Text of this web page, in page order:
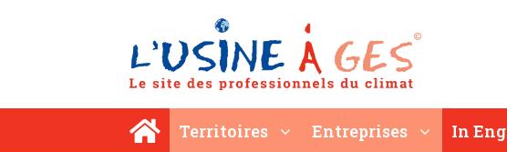
Territoires Entreprises In